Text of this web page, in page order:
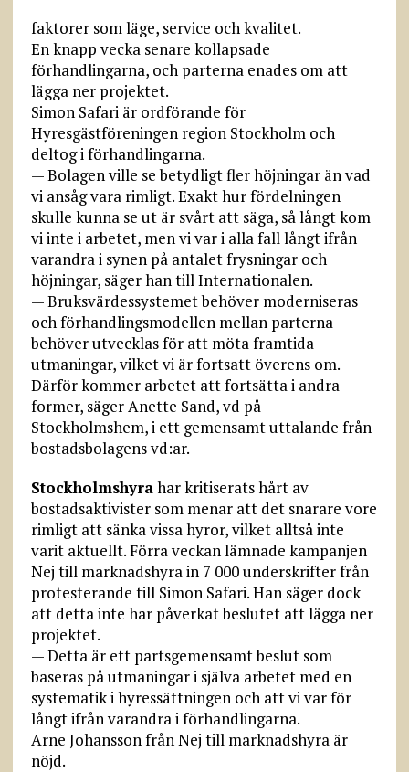
faktorer som läge, service och kvalitet.
En knapp vecka senare kollapsade
förhandlingarna, och parterna enades om att
lägga ner projektet.
Simon Safari är ordförande för
Hyresgästföreningen region Stockholm och
deltog i förhandlingarna.
— Bolagen ville se betydligt fler höjningar än vad
vi ansåg vara rimligt. Exakt hur fördelningen
skulle kunna se ut är svårt att säga, så långt kom
vi inte i arbetet, men vi var i alla fall långt ifrån
varandra i synen på antalet frysningar och
höjningar, säger han till Internationalen.
— Bruksvärdessystemet behöver moderniseras
och förhandlingsmodellen mellan parterna
behöver utvecklas för att möta framtida
utmaningar, vilket vi är fortsatt överens om.
Därför kommer arbetet att fortsätta i andra
former, säger Anette Sand, vd på
Stockholmshem, i ett gemensamt uttalande från
bostadsbolagens vd:ar.
Stockholmshyrahar kritiserats hårt av
bostadsaktivister som menar att det snarare vore
rimligt att sänka vissa hyror, vilket alltså inte
varit aktuellt. Förra veckan lämnade kampanjen
Nej till marknadshyra in 7 000 underskrifter från
protesterande till Simon Safari. Han säger dock
att detta inte har påverkat beslutet att lägga ner
projektet.
— Detta är ett partsgemensamt beslut som
baseras på utmaningar i själva arbetet med en
systematik i hyressättningen och att vi var för
långt ifrån varandra i förhandlingarna.
Arne Johansson från Nej till marknadshyra är
nöjd.